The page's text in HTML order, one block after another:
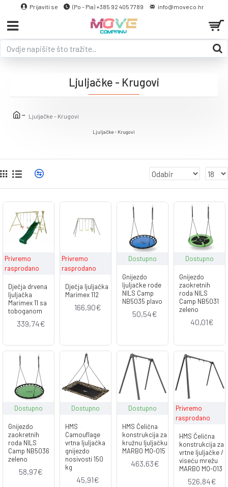
Prijaviti se (Po - Pia) +385 92 405 7789 info@moveco.hr
Ljuljačke - Krugovi
Ljuljačke - Krugovi
Ljuljačke - Krugovi
Privremo
rasprodano
Dječja drvena
ljuljačka
Marimex 11 sa
toboganom
339,74€
Privremo
rasprodano
Dječja ljuljačka
Marimex 112
166,90€
Dostupno
Gnijezdo
ljuljačke rode
NILS Camp
NB5035 plavo
50,54€
Dostupno
Gnijezdo
zaokretnih
roda NILS
Camp NB5031
zeleno
40,01€
Dostupno
Gnijezdo
zaokretnih
roda NILS
Camp NB5036
zeleno
58,97€
Dostupno
HMS
Camouflage
vrtna ljuljačka
gnijezdo
nosivosti 150
kg
45,91€
Dostupno
HMS Čelična
konstrukcija za
kružnu ljuljačku
MARBO MO-015
463,63€
Privremo
rasprodano
HMS Čelična
konstrukcija za
vrtne ljuljačke /
viseću mrežu
MARBO MO-013
526,84€